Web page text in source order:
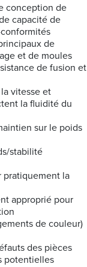
conception de
capacité de
de
et de moules
de fusion et
vitesse et
la fluidité du
sur le poids
stabilité
la
approprié pour
de couleur)
des pièces
potentielles